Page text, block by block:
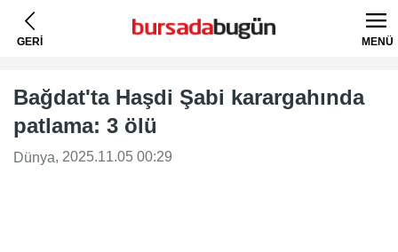
GERİ MENÜ
Bağdat'ta Haşdi Şabi karargahında
patlama: 3 ölü
Dünya, 2025.11.05 00:29